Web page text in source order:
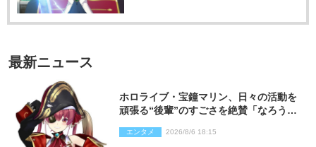
最新ニュース
ホロライブ・宝鐘マリン、日々の活動を
頑張る“後輩”のすごさを絶賛「なろう系
エンタメ 2026/8/6 18:15